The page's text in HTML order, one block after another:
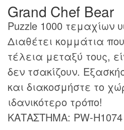
Grand Chef Bear
Puzzle 1000 τεμαχίων
Διαθέτει κομμάτια
τέλεια μεταξύ τους,
δεν τσακίζουν.
και διακοσμήστε το
ιδανικότερο τρόπο!
ΚΑΤΑΣΤΗΜΑ: PW-H1074